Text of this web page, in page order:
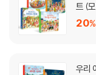
트 (
20%
우리